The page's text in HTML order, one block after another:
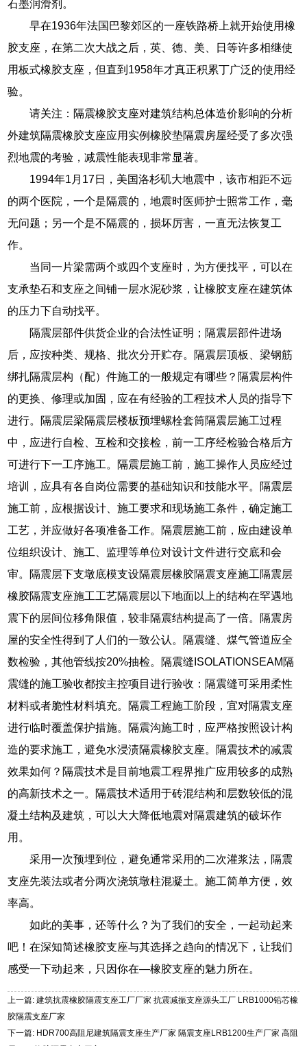
石墨润滑剂。
早在1936年法国巴黎郊区的一座铁路桥上就开始使用橡
胶支座，在第二次大战之后，英、德、美、日等许多相继使
用板式橡胶支座，但直到1958年才真正积累丁广泛的使用经
验。
请关注：隔震橡胶支座对建筑结构总体造价影响的分析
外建筑隔震橡胶支座应用实例橡胶垫隔震房屋经受了多次强
烈地震的考验，减震性能表现非常显著。
1994年1月17日，美国洛杉矶大地震中，该市相距不远
的两个医院，一个是隔震的，地震时医师护士照常工作，毫
无问题；另一个是不隔震的，损坏厉害，一直无法恢复工
作。
当同一片梁需两个或四个支座时，为方便找平，可以在
支承垫石和支座之间铺一层水泥砂浆，让橡胶支座在建筑体
的压力下自动找平。
隔震层部件供货企业的合法性证明；隔震层部件进场
后，应按种类、规格、批次分开贮存。隔震层顶板、梁钢筋
绑扎隔震层构（配）件施工的一般规定有哪些？隔震层构件
的更换、修理或加固，应在有经验的工程技术人员的指导下
进行。隔震层梁隔震层楼板预埋螺栓套筒隔震层施工过程
中，应进行自检、互检和交接检，前一工序经检验合格后方
可进行下一工序施工。隔震层施工前，施工操作人员应经过
培训，应具有各自岗位需要的基础知识和技能水平。隔震层
施工前，应根据设计、施工要求和现场施工条件，确定施工
工艺，并应做好各项准备工作。隔震层施工前，应由建设单
位组织设计、施工、监理等单位对设计文件进行交底和会
审。隔震层下支墩底模支设隔震层橡胶隔震支座施工隔震层
橡胶隔震支座施工工艺隔震层以下地面以上的结构在罕遇地
震下的层间位移角限值，较非隔震结构提高了一倍。隔震房
屋的安全性得到了人们的一致公认。隔震缝、煤气管道应全
数检验，其他管线按20%抽检。隔震缝ISOLATIONSEAM隔
震缝的施工验收都按主控项目进行验收：隔震缝可采用柔性
材料或者脆性材料填充。隔震工程施工阶段，宜对隔震支座
进行临时覆盖保护措施。隔震沟施工时，应严格按照设计构
造的要求施工，避免水浸渍隔震橡胶支座。隔震技术的减震
效果如何？隔震技术是目前地震工程界推广应用较多的成熟
的高新技术之一。隔震技术适用于砖混结构和层数较低的混
凝土结构及建筑，可以大大降低地震对隔震建筑的破坏作
用。
采用一次预埋到位，避免通常采用的二次灌浆法，隔震
支座先装法或者分两次浇筑墩柱混凝土。施工简单方便，效
率高。
如此的美事，还等什么？为了我们的安全，一起动起来
吧！在深知简述橡胶支座与其选择之趋向的情况下，让我们
感受一下动起来，只因你在—橡胶支座的魅力所在。
上一篇: 建筑抗震橡胶隔震支座工厂厂家 抗震减振支座源头工厂 LRB1000铅芯橡
胶隔震支座厂家
下一篇: HDR700高阻尼建筑隔震支座生产厂家 隔震支座LRB1200生产厂家 高阻